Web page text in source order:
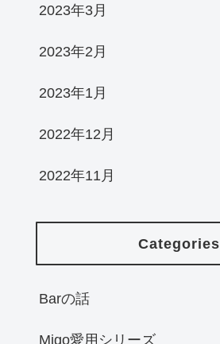
2023年3月
2023年2月
2023年1月
2022年12月
2022年11月
Categories
Barの話
Migo愛用シリーズ